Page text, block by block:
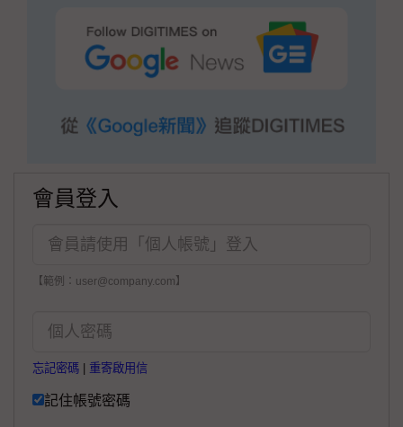
會員登入
【範例：user@company.com】
忘記密碼 重寄啟用信
記住帳號密碼